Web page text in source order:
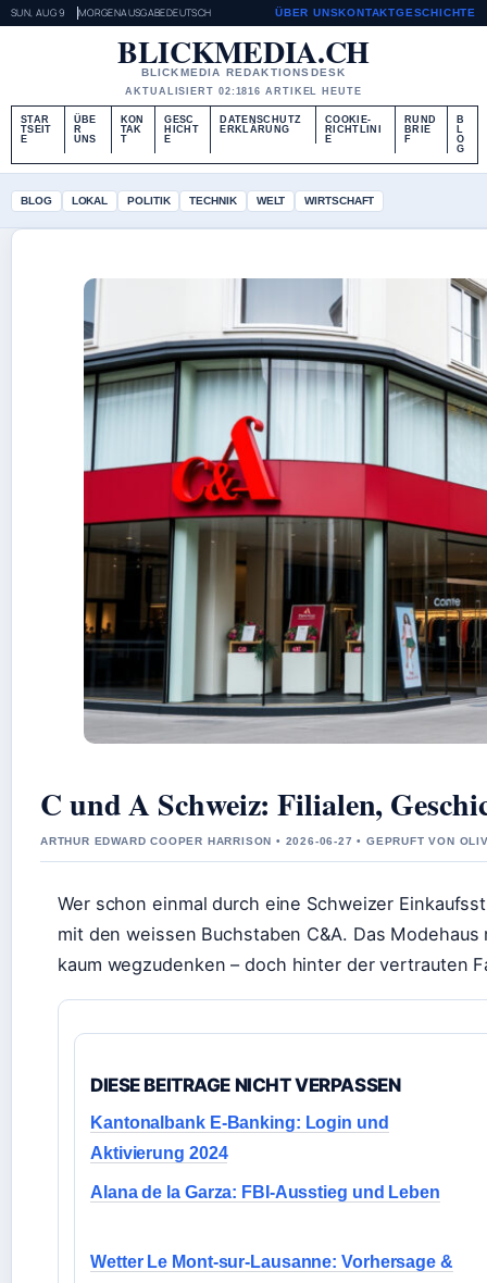
SUN, AUG 9 MORGENAUSGABEDEUTSCH ÜBER UNSKONTAKTGESCHICHTE
BLICKMEDIA.CH
BLICKMEDIA REDAKTIONSDESK
AKTUALISIERT 02:1816 ARTIKEL HEUTE
STAR
TSEIT
E
ÜBE
R
UNS
KON
TAK
T
GESC
HICHT
E
DATENSCHUTZ
ERKLÄRUNG
COOKIE-
RICHTLINI
E
RUND
BRIE
F
B
L
O
G
BLOG LOKAL POLITIK TECHNIK WELT WIRTSCHAFT
C und A Schweiz: Filialen,
ARTHUR EDWARD COOPER HARRISON • 2026-06-27 • GEPRUFT VON
Wer schon einmal durch eine Schweizer
mit den weissen Buchstaben C&A. Das
kaum wegzudenken – doch hinter der vertrauten
DIESE BEITRAGE NICHT VERPASSEN
Kantonalbank E-Banking: Login und
Aktivierung 2024
Alana de la Garza: FBI-Ausstieg und Leben
Wetter Le Mont-sur-Lausanne: Vorhersage &